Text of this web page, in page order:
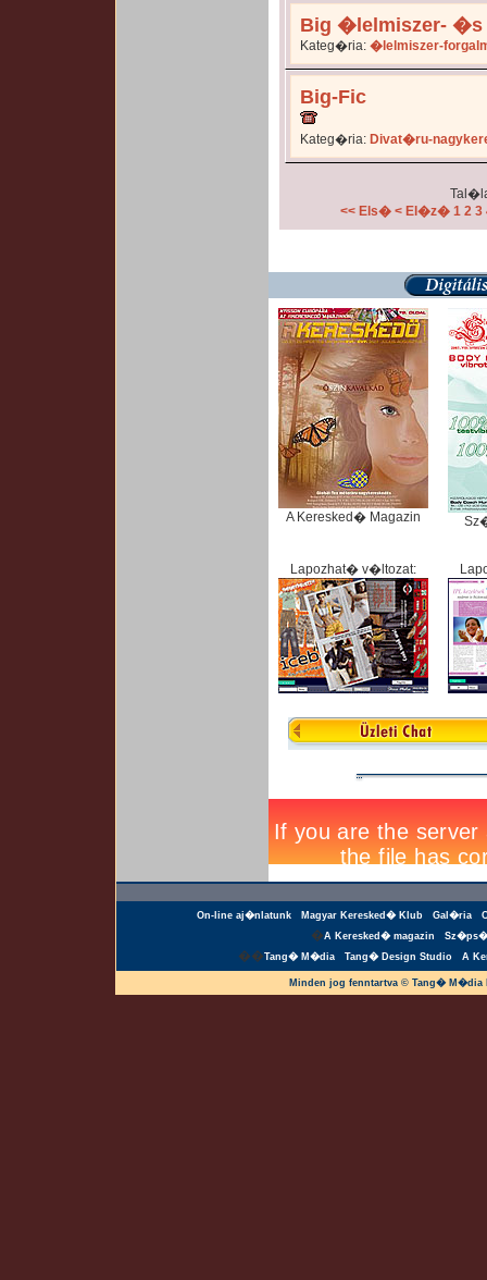
Big �lelmiszer- �s
Kateg�ria: �lelmiszer-
Big-Fic
Kateg�ria: Divat�ru-
<< Els� < El�z� 1 2 3
A Keresked� Magazin
Lapozhat� v�ltozat:
On-line aj�nlatunk Magyar Keresked� Klub Gal�ria
�A Keresked� magazin
��Tang� M�dia Tang� Design Studio A
Minden jog fenntartva © Tang�